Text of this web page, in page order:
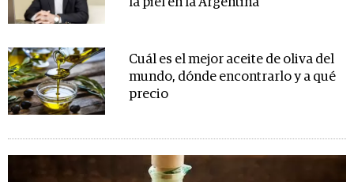
Cuál es el mejor aceite de oliva del
mundo, dónde encontrarlo y a qué
precio